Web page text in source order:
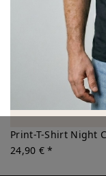
Print-T-Shirt Night
24,90 € *